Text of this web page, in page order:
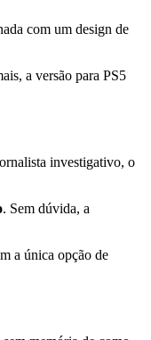
com um design de
a versão para PS5
investigativo, o
. Sem dúvida, a
a única opção de